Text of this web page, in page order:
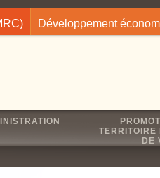
Développement
TERRITOIRE
DE